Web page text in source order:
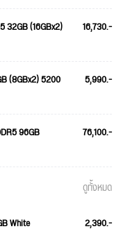
32GB (16GBx2)
16,730.-
(8GBx2) 5200
5,990.-
96GB
76,100.-
ดูทั้งหมด
White 2,390.-